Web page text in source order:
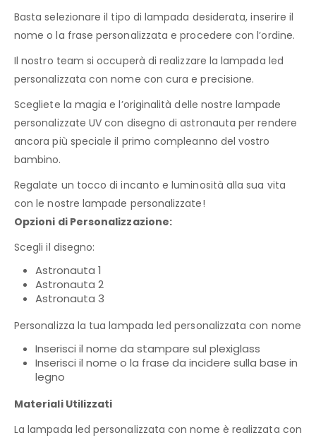
Basta selezionare il tipo di lampada desiderata, inserire il
nome o la frase personalizzata e procedere con l’ordine.
Il nostro team si occuperà di realizzare la lampada led
personalizzata con nome con cura e precisione.
Scegliete la magia e l’originalità delle nostre lampade
personalizzate UV con disegno di astronauta per rendere
ancora più speciale il primo compleanno del vostro
bambino.
Regalate un tocco di incanto e luminosità alla sua vita
con le nostre lampade personalizzate!
Opzioni di Personalizzazione:
Scegli il disegno:
Astronauta 1
Astronauta 2
Astronauta 3
Personalizza la tua lampada led personalizzata con nome
Inserisci il nome da stampare sul plexiglass
Inserisci il nome o la frase da incidere sulla base in
legno
Materiali Utilizzati
La lampada led personalizzata con nome è realizzata con